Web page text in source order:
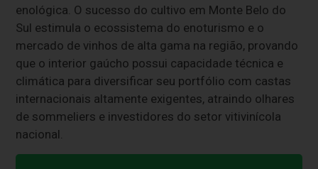
enológica. O sucesso do cultivo em Monte Belo do
Sul estimula o ecossistema do enoturismo e o
mercado de vinhos de alta gama na região, provando
que o interior gaúcho possui capacidade técnica e
climática para diversificar seu portfólio com castas
internacionais altamente exigentes, atraindo olhares
de sommeliers e investidores do setor vitivinícola
nacional.